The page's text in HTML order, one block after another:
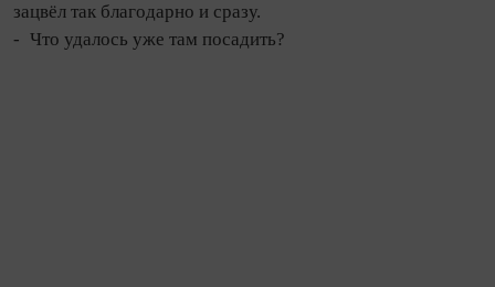
зацвёл так благодарно и сразу.
- Что удалось уже там посадить?